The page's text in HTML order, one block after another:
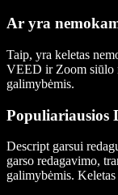
Ar yra
Taip, yra keletas
VEED ir Zoom siūlo
galimybėmis.
Populiariausios
Descript garsui
garso redagavimo,
galimybėmis. Keletas